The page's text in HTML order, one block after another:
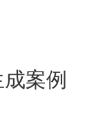
案例